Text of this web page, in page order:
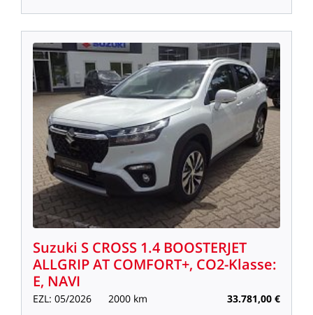
Suzuki S CROSS 1.4 BOOSTERJET
ALLGRIPAT COMFORT+, CO2-Klasse:
E, NAVI
EZL: 05/2026 2000 km 33.781,00 €